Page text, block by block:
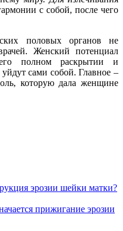
с собой, после чего
половых органов не
Женский потенциал
полном раскрытии и
сами собой. Главное –
которую дала женщине
эрозии шейки матки?
прижигание эрозии